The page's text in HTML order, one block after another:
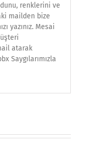
renklerini ve
mailden bize
yazınız. Mesai
atarak
Saygılarımızla